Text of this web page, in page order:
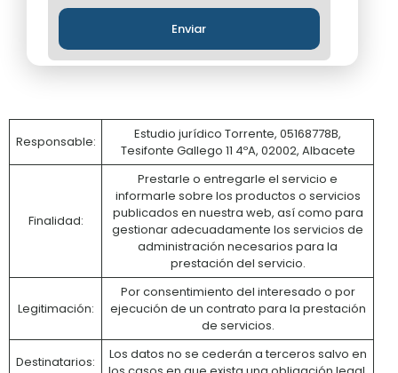
Responsable:
Estudio jurídico Torrente, 05168778B,
Tesifonte Gallego 11 4ºA, 02002, Albacete
Finalidad:
Prestarle o entregarle el servicio e
informarle sobre los productos o servicios
publicados en nuestra web, así como para
gestionar adecuadamente los servicios de
administración necesarios para la
prestación del servicio.
Legitimación:
Por consentimiento del interesado o por
ejecución de un contrato para la prestación
de servicios.
Destinatarios:
Los datos no se cederán a terceros salvo en